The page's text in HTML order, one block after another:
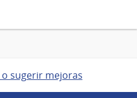
sugerir mejoras